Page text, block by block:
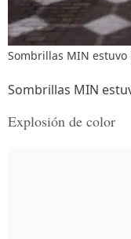
Sombrillas MIN
Sombrillas MIN
Explosión de color